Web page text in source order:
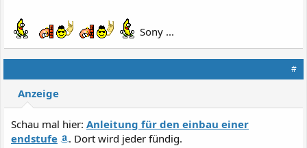
Sony ...
#
Anzeige
Schau mal hier: Anleitung für den einbau einer
endstufe
. Dort wird jeder fündig.